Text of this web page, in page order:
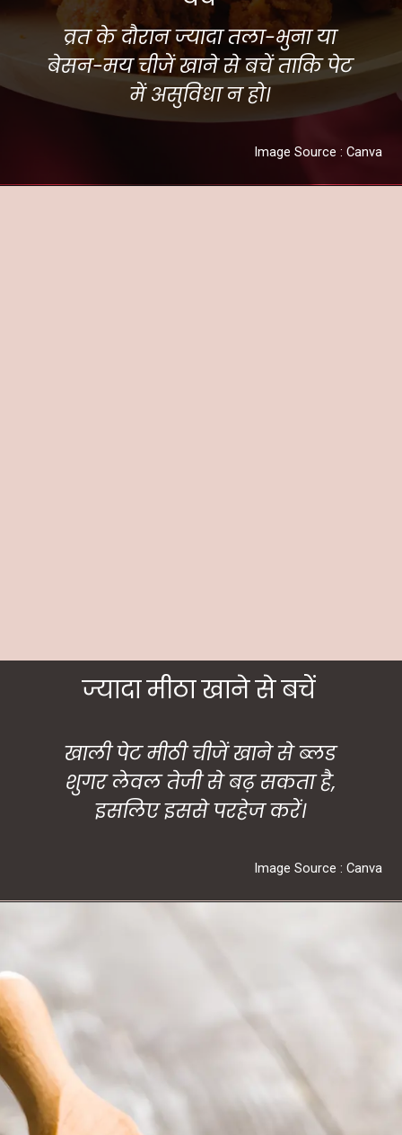
व्रत के दौरान ज्यादा तला-भुना या
बेसन-मय चीजें खाने से बचें ताकि पेट
में असुविधा न हो।
Image Source : Canva
ज्यादा मीठा खाने से बचें
खाली पेट मीठी चीजें खाने से ब्लड
शुगर लेवल तेजी से बढ़ सकता है,
इसलिए इससे परहेज करें।
Image Source : Canva